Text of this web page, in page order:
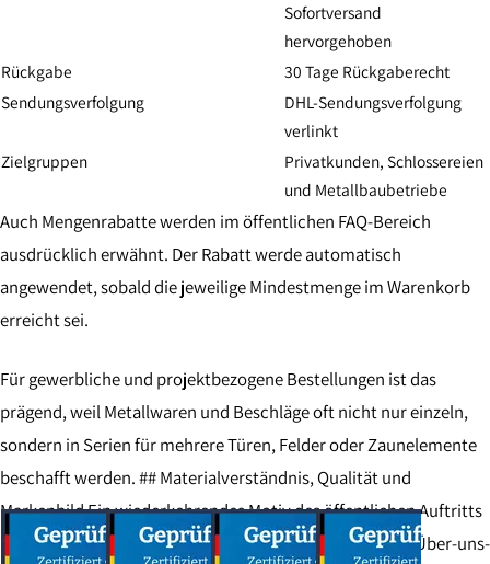
Sofortversand
hervorgehoben
Rückgabe
30 Tage Rückgaberecht
Sendungsverfolgung
DHL-Sendungsverfolgung
verlinkt
Zielgruppen
Privatkunden, Schlossereien
und Metallbaubetriebe
Auch Mengenrabatte werden im öffentlichen FAQ-Bereich
ausdrücklich erwähnt. Der Rabatt werde automatisch
angewendet, sobald die jeweilige Mindestmenge im Warenkorb
erreicht sei.
Für gewerbliche und projektbezogene Bestellungen ist das
prägend, weil Metallwaren und Beschläge oft nicht nur einzeln,
sondern in Serien für mehrere Türen, Felder oder Zaunelemente
beschafft werden. ## Materialverständnis, Qualität und
Markenbild Ein wiederkehrendes Motiv des öffentlichen Auftritts
ist Eisen als langlebiger und nachhaltiger Werkstoff. Die Über-uns-